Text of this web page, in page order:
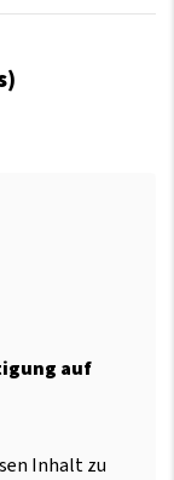
auf
Inhalt zu